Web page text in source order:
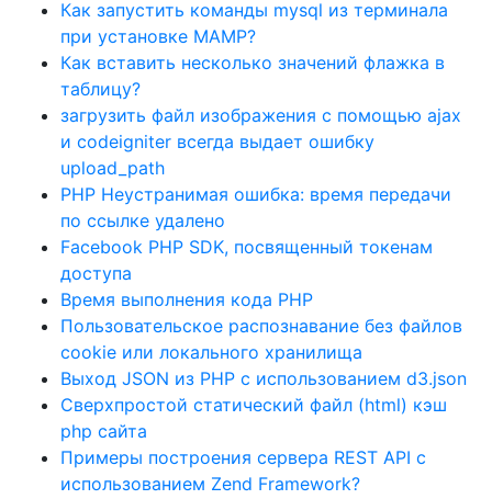
Как запустить команды mysql из терминала
при установке MAMP?
Как вставить несколько значений флажка в
таблицу?
загрузить файл изображения с помощью ajax
и codeigniter всегда выдает ошибку
upload_path
PHP Неустранимая ошибка: время передачи
по ссылке удалено
Facebook PHP SDK, посвященный токенам
доступа
Время выполнения кода PHP
Пользовательское распознавание без файлов
cookie или локального хранилища
Выход JSON из PHP с использованием d3.json
Сверхпростой статический файл (html) кэш
php сайта
Примеры построения сервера REST API с
использованием Zend Framework?